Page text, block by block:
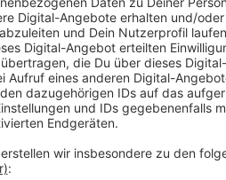
Hier öffnen die Märkte „Made
Weihnachtsmarkt“ an der Alten
Nachhaltigkeit und Regionalität
Wiedenhofstraße. Die Stadt
Weihnachtsmarktticket gibt.
und zurück - auf dem